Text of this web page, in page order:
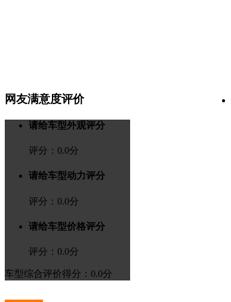
网友满意度评价
请给车型外观评分
评分： 0.0分
请给车型动力评分
评分： 0.0分
请给车型价格评分
评分： 0.0分
车型综合评价得分：0.0分